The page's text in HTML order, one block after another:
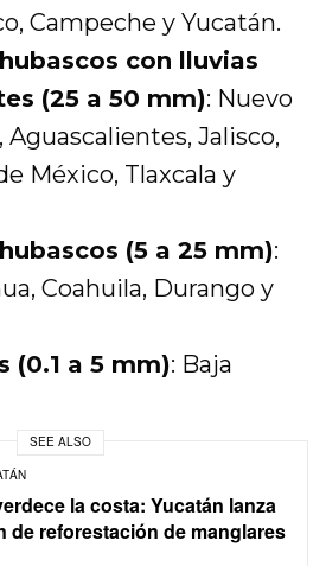
Campeche y Yucatán.
con lluvias
(25 a 50 mm): Nuevo
Aguascalientes, Jalisco,
México, Tlaxcala y
(5 a 25 mm):
Coahuila, Durango y
(0.1 a 5 mm): Baja
SEE ALSO
la costa: Yucatán lanza
de reforestación de manglares